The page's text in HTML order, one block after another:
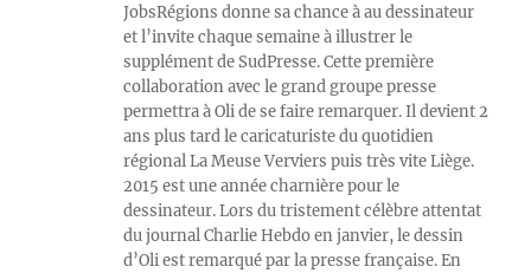
JobsRégions donne sa chance à au dessinateur
et l’invite chaque semaine à illustrer le
supplément de SudPresse. Cette première
collaboration avec le grand groupe presse
permettra à Oli de se faire remarquer. Il devient 2
ans plus tard le caricaturiste du quotidien
régional La Meuse Verviers puis très vite Liège.
2015 est une année charnière pour le
dessinateur. Lors du tristement célèbre attentat
du journal Charlie Hebdo en janvier, le dessin
d’Oli est remarqué par la presse française. En